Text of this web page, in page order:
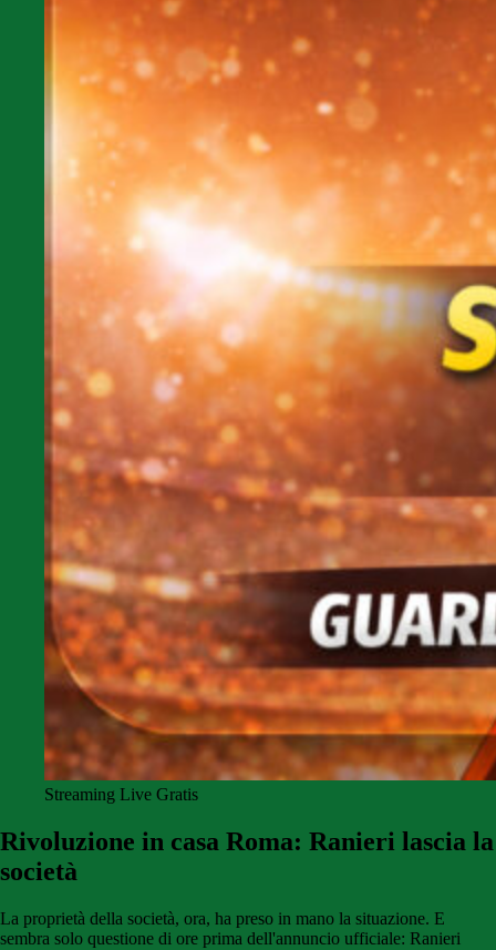
Streaming Live Gratis
Rivoluzione in casa Roma: Ranieri lascia la
società
La proprietà della società, ora, ha preso in mano la situazione. E
sembra solo questione di ore prima dell'annuncio ufficiale: Ranieri